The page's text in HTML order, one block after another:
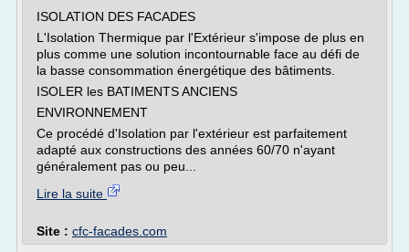
ISOLATION DES FACADES
L'Isolation Thermique par l'Extérieur s'impose de plus en
plus comme une solution incontournable face au défi de
la basse consommation énergétique des bâtiments.
ISOLER les BATIMENTS ANCIENS
ENVIRONNEMENT
Ce procédé d'Isolation par l'extérieur est parfaitement
adapté aux constructions des années 60/70 n'ayant
généralement pas ou peu...
Lire la suite
Site : cfc-facades.com